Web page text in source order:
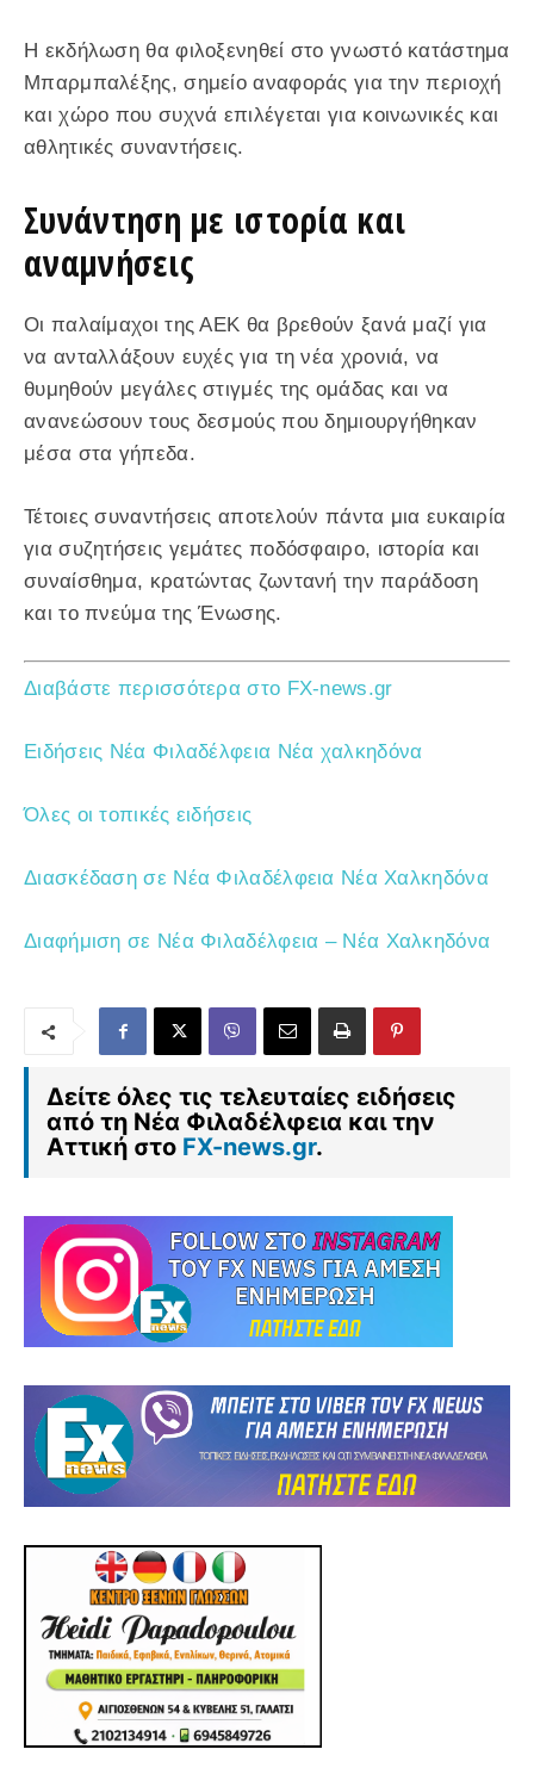
Η εκδήλωση θα φιλοξενηθεί στο γνωστό κατάστημα
Μπαρμπαλέξης, σημείο αναφοράς για την περιοχή
και χώρο που συχνά επιλέγεται για κοινωνικές και
αθλητικές συναντήσεις.
Συνάντηση με ιστορία και
αναμνήσεις
Οι παλαίμαχοι της ΑΕΚ θα βρεθούν ξανά μαζί για
να ανταλλάξουν ευχές για τη νέα χρονιά, να
θυμηθούν μεγάλες στιγμές της ομάδας και να
ανανεώσουν τους δεσμούς που δημιουργήθηκαν
μέσα στα γήπεδα.
Τέτοιες συναντήσεις αποτελούν πάντα μια ευκαιρία
για συζητήσεις γεμάτες ποδόσφαιρο, ιστορία και
συναίσθημα, κρατώντας ζωντανή την παράδοση
και το πνεύμα της Ένωσης.
Διαβάστε περισσότερα στο FX-news.gr
Ειδήσεις Νέα Φιλαδέλφεια Νέα χαλκηδόνα
Όλες οι τοπικές ειδήσεις
Διασκέδαση σε Νέα Φιλαδέλφεια Νέα Χαλκηδόνα
Διαφήμιση σε Νέα Φιλαδέλφεια – Νέα Χαλκηδόνα
Δείτε όλες τις τελευταίες ειδήσεις
από τη Νέα Φιλαδέλφεια και την
Αττική στο FX-news.gr.